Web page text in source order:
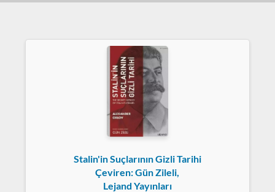
Stalin'in Suçlarının Gizli Tarihi
Çeviren: Gün Zileli,
Lejand Yayınları